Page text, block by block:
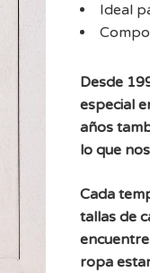
Ideal
Desde
especial
años
lo que
Cada
tallas de
ropa